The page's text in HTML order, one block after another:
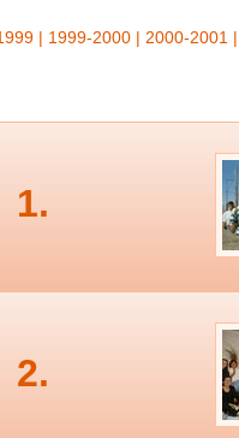
| 1999-2000 | 2000-2001 |
1.
2.